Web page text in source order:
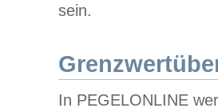
sein.
In PEGELONLINE